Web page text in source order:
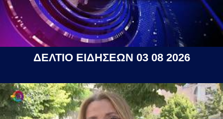
ΔΕΛΤΙΟ ΕΙΔΗΣΕΩΝ 03 08 2026